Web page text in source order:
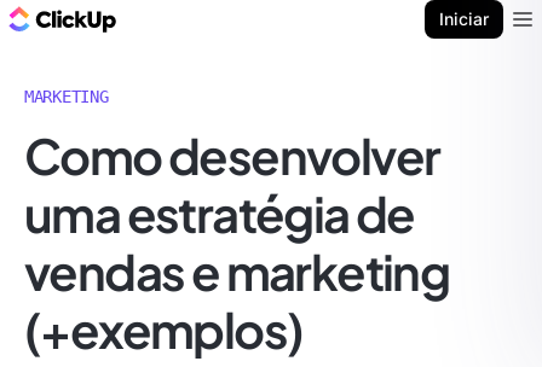
Iniciar
MARKETING
Como desenvolver
uma estratégia de
vendas e marketing
(+exemplos)